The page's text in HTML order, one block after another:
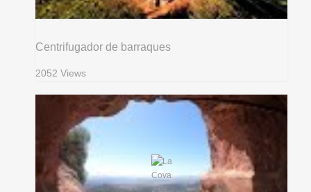
Centrifugador de barraques
2052 Views